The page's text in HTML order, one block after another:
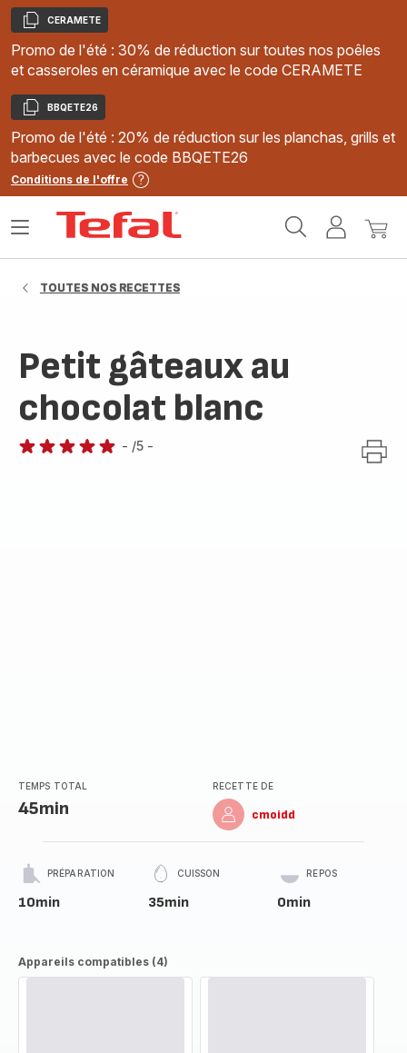
Copier
CERAMETE
Promo de l'été : 30% de réduction sur toutes nos poêles
et casseroles en céramique avec le code CERAMETE
Copier
BBQETE26
Promo de l'été : 20% de réduction sur les planchas, grills et
barbecues avec le code BBQETE26
Conditions de l'offre
MonMon
Ouvrir
TOUTES NOS RECETTES
Petit gâteaux au
chocolat blanc
- /5 -
TEMPS TOTAL
45min
RECETTE DE
cmoidd
PRÉPARATION
10min
CUISSON
35min
REPOS
0min
Appareils compatibles (4)